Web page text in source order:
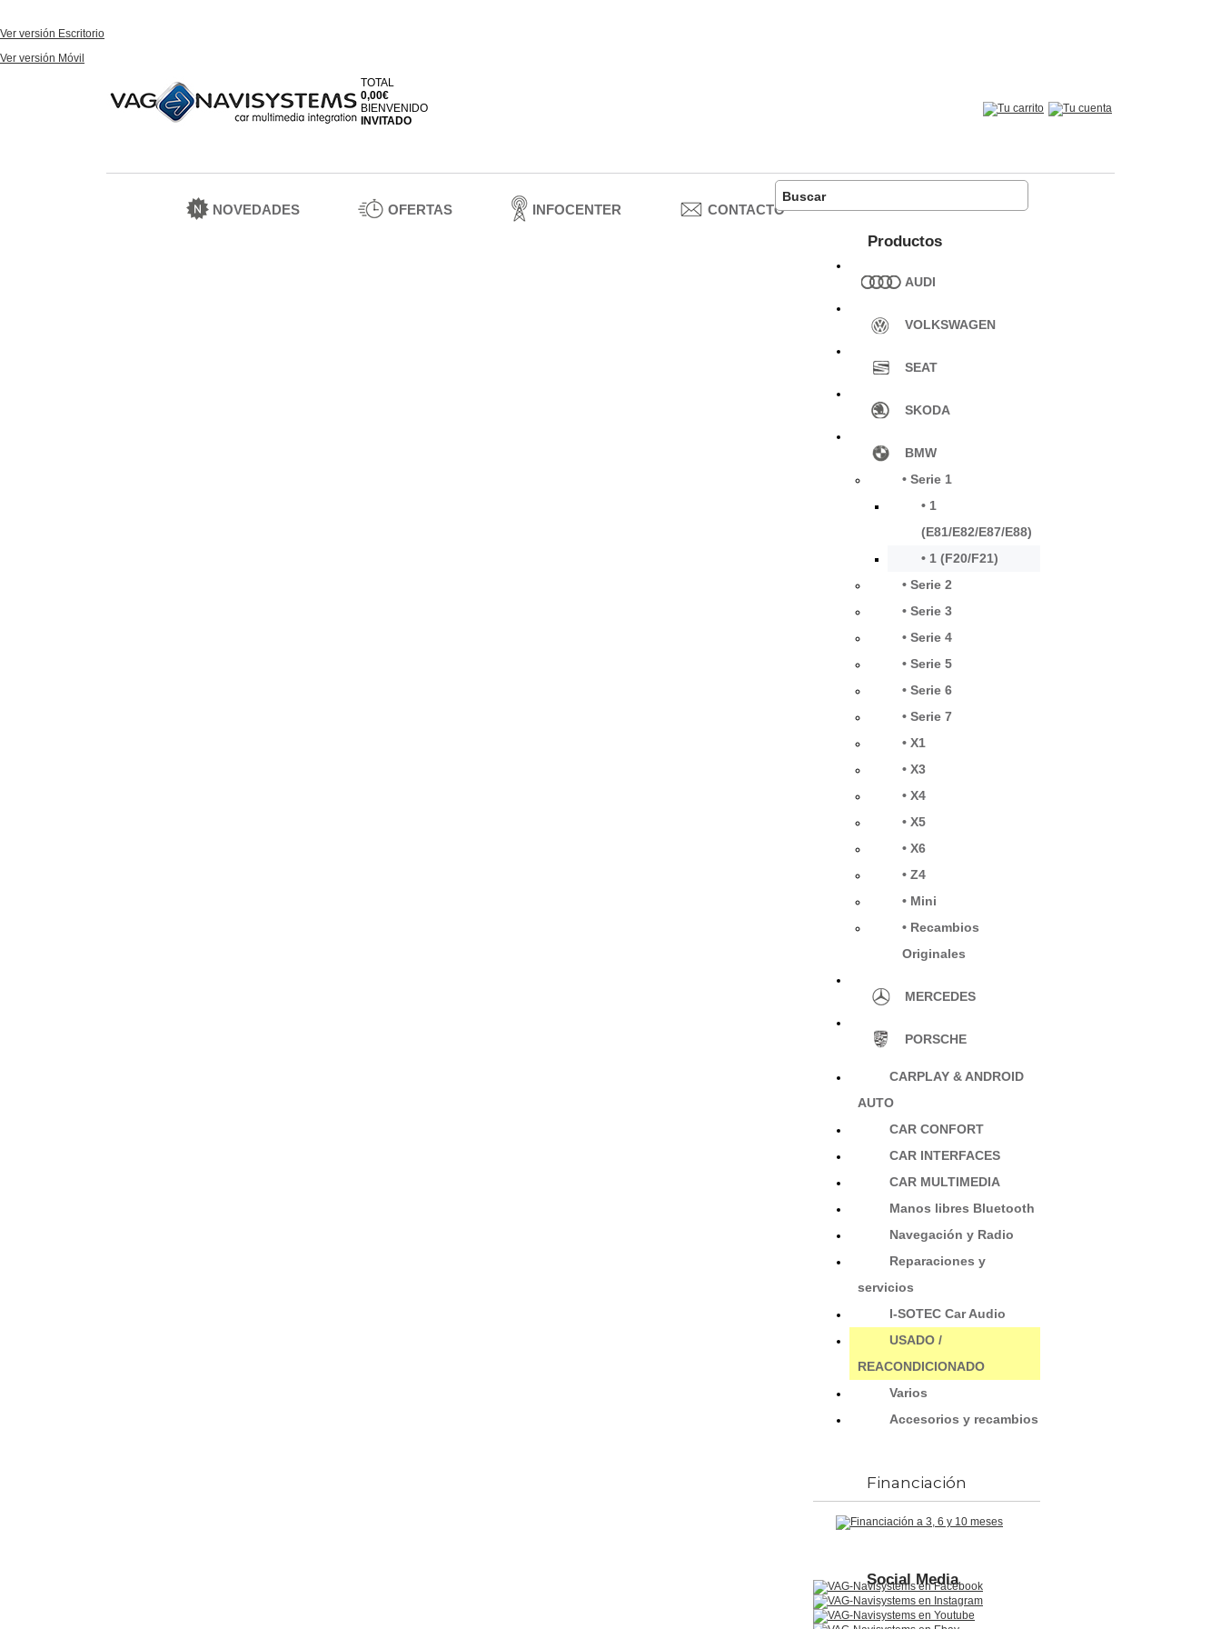
Ver versión Escritorio
Ver versión Móvil
TOTAL
0,00€
BIENVENIDO
INVITADO
NOVEDADES OFERTAS INFOCENTER CONTACTO
Productos
AUDI
VOLKSWAGEN
SEAT
SKODA
BMW
• Serie 1
• 1
(E81/E82/E87/E88)
• 1 (F20/F21)
• Serie 2
• Serie 3
• Serie 4
• Serie 5
• Serie 6
• Serie 7
• X1
• X3
• X4
• X5
• X6
• Z4
• Mini
• Recambios
Originales
MERCEDES
PORSCHE
CARPLAY & ANDROID
AUTO
CAR CONFORT
CAR INTERFACES
CAR MULTIMEDIA
Manos libres Bluetooth
Navegación y Radio
Reparaciones y
servicios
I-SOTEC Car Audio
USADO /
REACONDICIONADO
Varios
Accesorios y recambios
Financiación
Social Media